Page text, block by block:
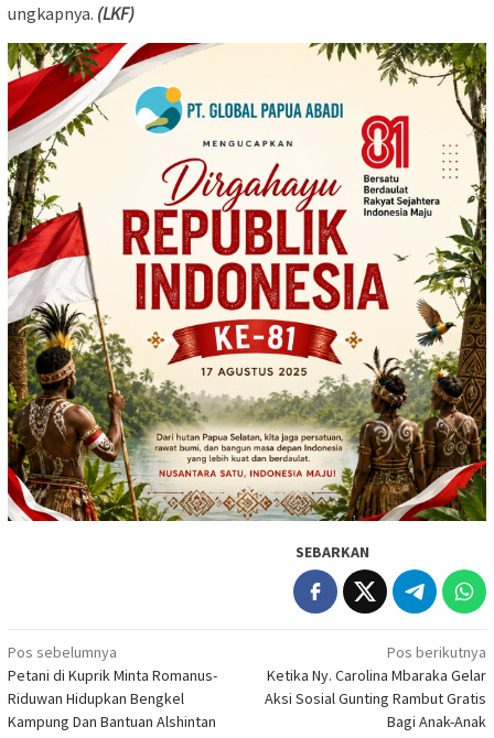
ungkapnya. (LKF)
SEBARKAN
Navigasi
pos
Pos sebelumnya
Petani di Kuprik Minta Romanus-
Riduwan Hidupkan Bengkel
Kampung Dan Bantuan Alshintan
Pos berikutnya
Ketika Ny. Carolina Mbaraka Gelar
Aksi Sosial Gunting Rambut Gratis
Bagi Anak-Anak